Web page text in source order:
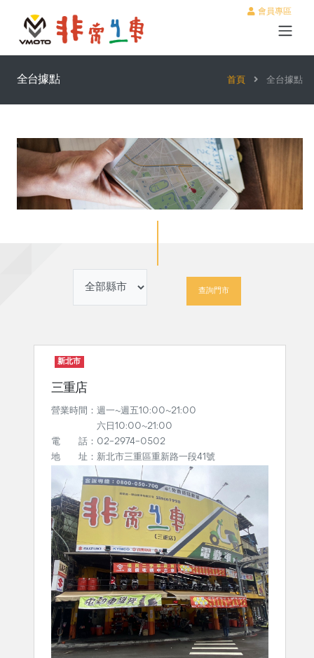
會員專區
全台據點 首頁 全台據點
查詢門市
新北市
三重店
營業時間：週一~週五10:00~21:00
六日10:00~21:00
電 話：02-2974-0502
地 址：新北市三重區重新路一段41號